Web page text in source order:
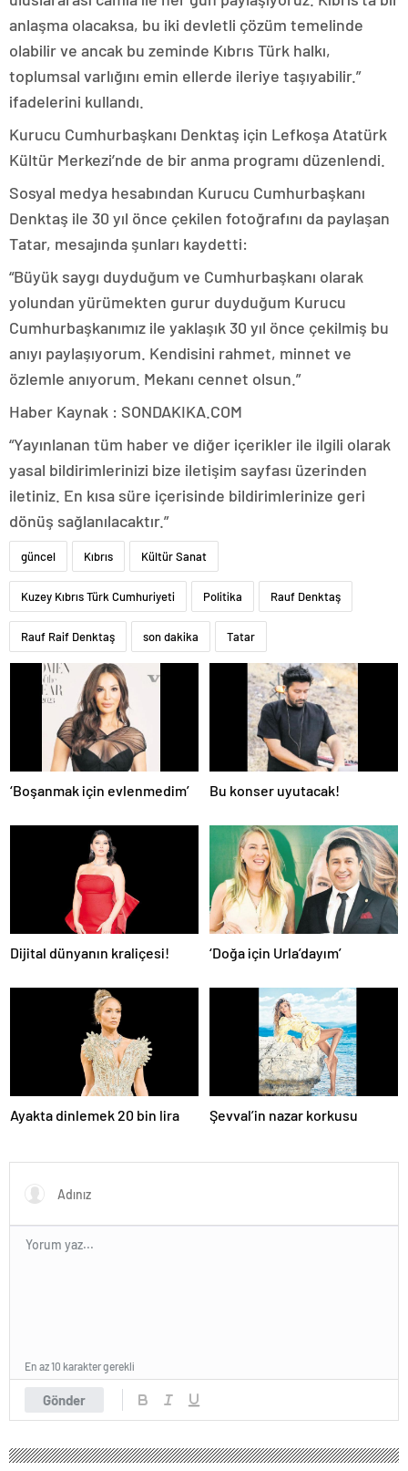
anlaşma olacaksa, bu iki devletli çözüm temelinde
olabilir ve ancak bu zeminde Kıbrıs Türk halkı,
toplumsal varlığını emin ellerde ileriye taşıyabilir.”
ifadelerini kullandı.
Kurucu Cumhurbaşkanı Denktaş için Lefkoşa Atatürk
Kültür Merkezi’nde de bir anma programı düzenlendi.
Sosyal medya hesabından Kurucu Cumhurbaşkanı
Denktaş ile 30 yıl önce çekilen fotoğrafını da paylaşan
Tatar, mesajında şunları kaydetti:
“Büyük saygı duyduğum ve Cumhurbaşkanı olarak
yolundan yürümekten gurur duyduğum Kurucu
Cumhurbaşkanımız ile yaklaşık 30 yıl önce çekilmiş bu
anıyı paylaşıyorum. Kendisini rahmet, minnet ve
özlemle anıyorum. Mekanı cennet olsun.”
Haber Kaynak : SONDAKIKA.COM
“Yayınlanan tüm haber ve diğer içerikler ile ilgili olarak
yasal bildirimlerinizi bize iletişim sayfası üzerinden
iletiniz. En kısa süre içerisinde bildirimlerinize geri
dönüş sağlanılacaktır.”
güncel Kıbrıs Kültür Sanat
Kuzey Kıbrıs Türk Cumhuriyeti Politika Rauf Denktaş
Rauf Raif Denktaş son dakika Tatar
‘Boşanmak için evlenmedim’ Bu konser uyutacak!
Dijital dünyanın kraliçesi! ‘Doğa için Urla’dayım’
Ayakta dinlemek 20 bin lira Şevval’in nazar korkusu
Gönder
En az 10 karakter gerekli